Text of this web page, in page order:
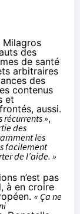
Milagros
des
de santé
arbitraires
des
contenus
et
aussi.
récurrents »,
des
les
facilement
de l’aide. »
n’est pas
à en croire
« Ça ne